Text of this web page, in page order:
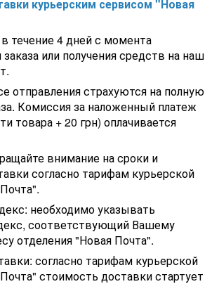
тестера (соль и хлориды) для бассейна
LUMMIX
для бассейна JAZZI размером
песка 170 кг
Bestway 60027 Vancouver AirJet
лайнер сопло 22 мм Hayward
Twist 175 кВт Titanium, для
насос для бассейна BADU Bronze
кВт, 230В
Jet Primavera LED White 85 м3/ч (380
дозирующих насосов Aquaviva
+ набор PH
57372 (457х107 см), с картриджным
PI 4.D (4 ступеньки) для бассейна
курьерским сервисом "Новая
течение 4 дней с момента
или получения средств на наш
отправления страхуются на полную
Комиссия за наложенный платеж
товара + 20 грн) оплачивается
внимание на сроки и
согласно тарифам курьерской
необходимо указывать
соответствующий Вашему
отделения "Новая Почта".
согласно тарифам курьерской
стоимость доставки стартует